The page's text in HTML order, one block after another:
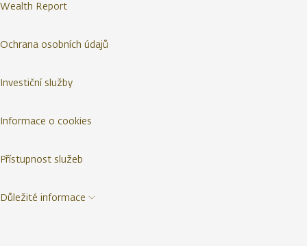
Wealth Report
Ochrana osobních údajů
Investiční služby
Informace o cookies
Přístupnost služeb
Důležité informace